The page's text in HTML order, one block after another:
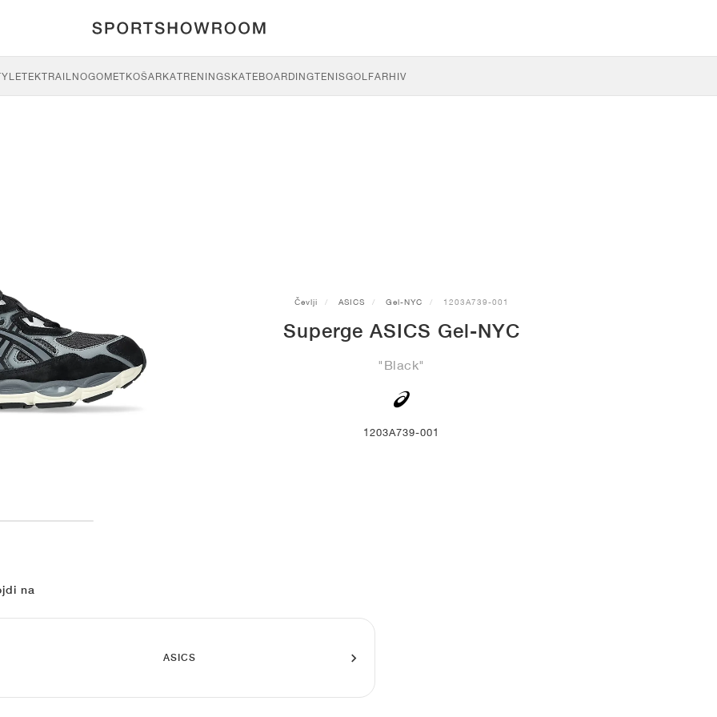
TEKTRAILNOGOMETKOŠARKATRENINGSKATEBOARDINGTENISGOLFARHIV
Čevlji ASICS Gel-NYC 1203A739-001
Superge ASICS Gel-NYC
"Black"
1203A739-001
na
ASICS